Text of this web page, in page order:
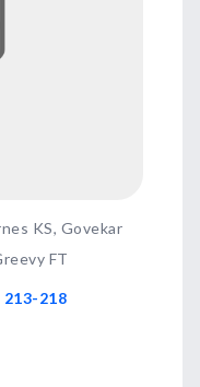
KS, Govekar
FT
213-218